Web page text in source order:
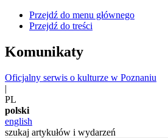
Przejdź do menu głównego
Przejdź do treści
Komunikaty
Oficjalny serwis o kulturze w Poznaniu
|
PL
polski
english
szukaj artykułów i wydarzeń